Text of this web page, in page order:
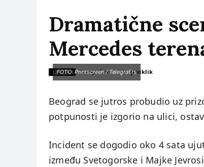
Dramatične
Mercedes
IZVOR: Telegraf.rs piše:prviklik
FOTO: Printscreen / Telegraf.rs
Beograd se jutros probudio uz
potpunosti je izgorio na ulici,
Incident se dogodio oko 4 sata
između Svetogorske i Majke